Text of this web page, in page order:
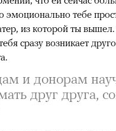
тебе
из которой ты
сразу возникает
и донорам
друг друга,